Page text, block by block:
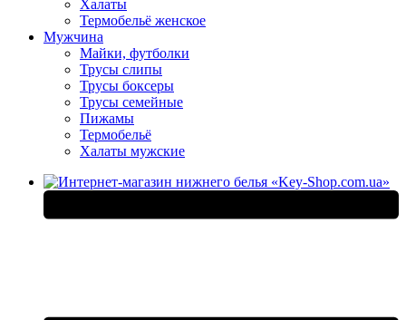
Халаты
Термобельё женское
Мужчина
Майки, футболки
Трусы слипы
Трусы боксеры
Трусы семейные
Пижамы
Термобельё
Халаты мужские